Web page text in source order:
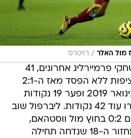
מול האלר / רויטרס
32 ניצחונות מ-33 משחקי פרמיירליג אחרונים, 41
משחקי פרמיירליג ברציפות ללא הפסד מאז ה-2:1
למנצ'סטר סיטי ב-3 בינואר 2019 ופער 19 נקודות
בפסגה כשבקופה נותרו עוד 42 נקודות. ליברפול שוב
ניצחה הערב (רביעי) עם 0:2 בחוץ מול ווסטהאם,
במשחק השלמה מהמחזור ה-18 שנדחה תחילה